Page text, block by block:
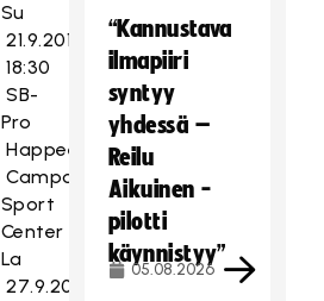
Su
21.9.2014
18:30
SB-
Pro
Happee
Campo-
Sport
Center
La
27.9.2014
“Kannustava
ilmapiiri
syntyy
yhdessä –
Reilu
Aikuinen -
pilotti
käynnistyy”
05.08.2026